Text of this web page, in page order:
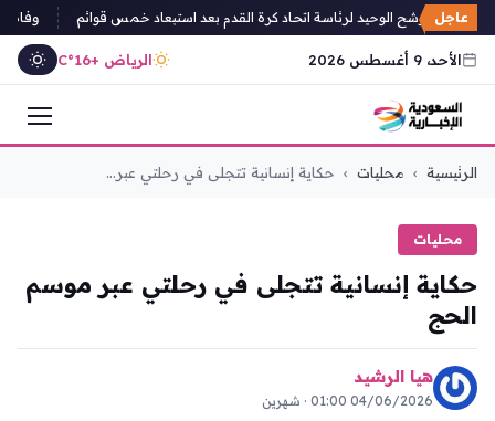
عاجلالمرشح الوحيد لرئاسة اتحاد كرة القدم بعد استبعاد خمس قوائم وفاة والد
الأحد، 9 أغسطس 2026 الرياض +16°C
التجاوز
الرئيسية › محليات › حكاية إنسانية تتجلى في رحلتي عبر...
محليات
حكاية إنسانية تتجلى في رحلتي عبر موسم
الحج
هيا الرشيد
04/06/2026 01:00 · شهرين